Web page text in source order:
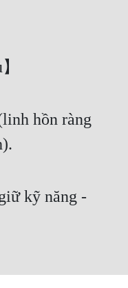
hồn ràng
kỹ năng -